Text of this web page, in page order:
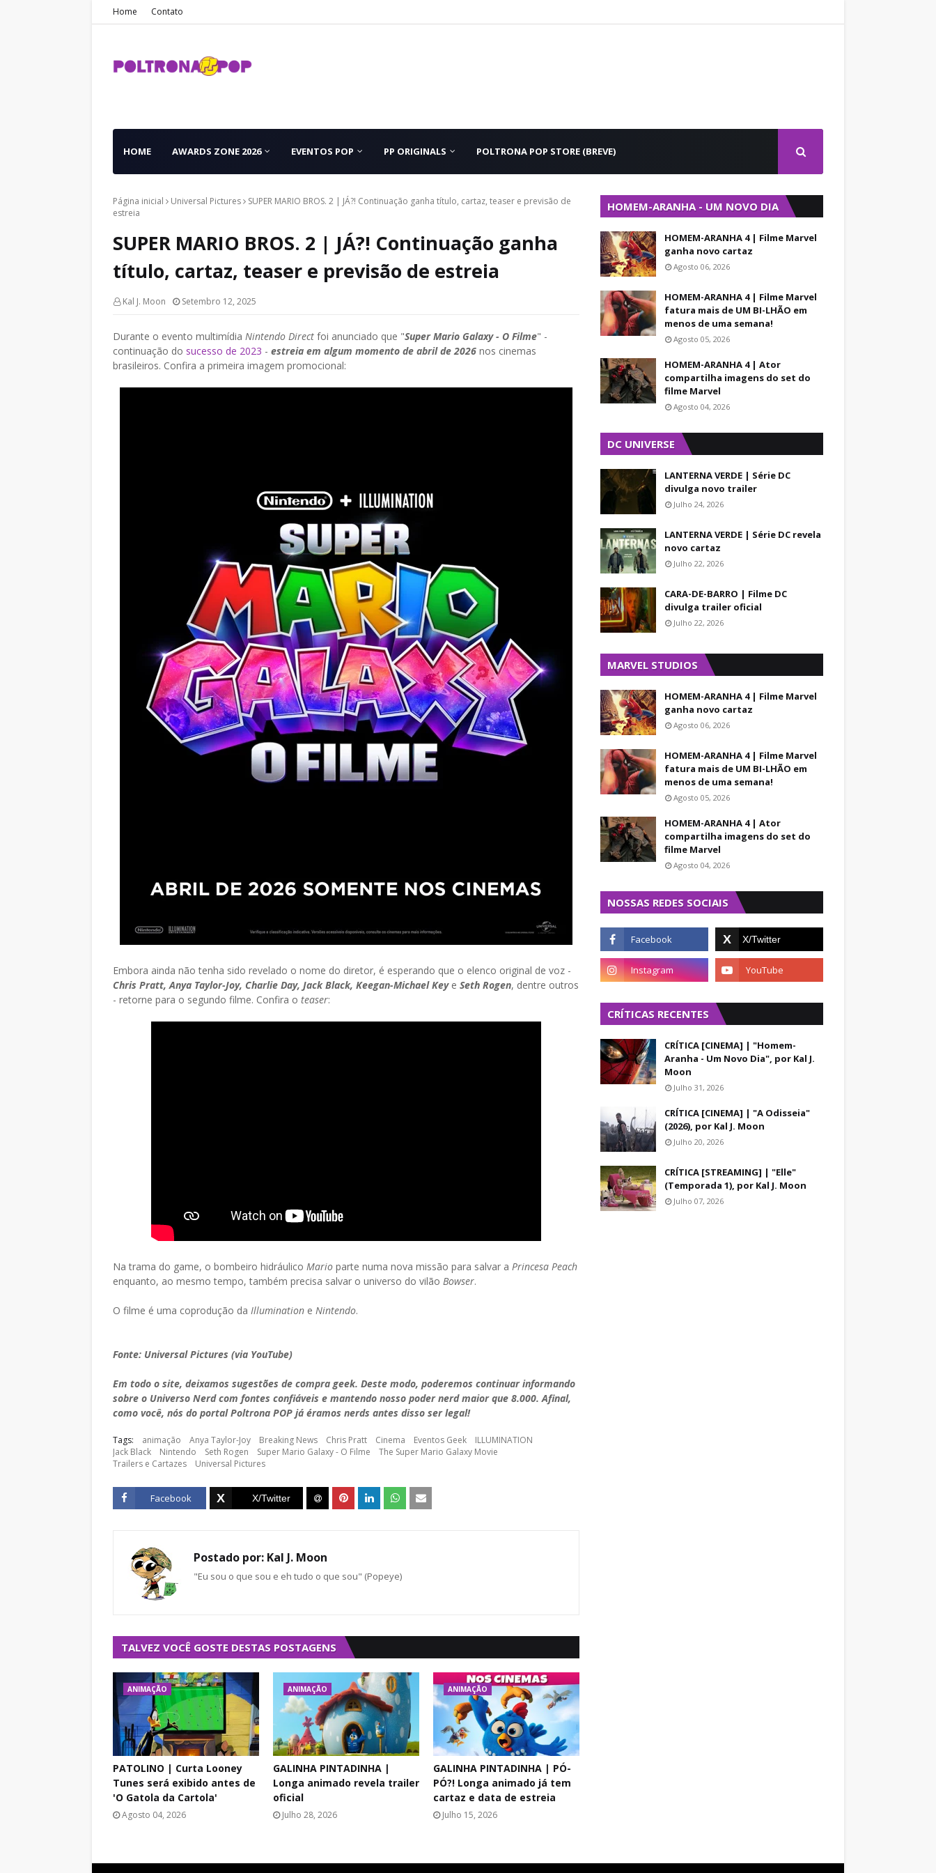
Home Contato
HOME AWARDS ZONE 2026 EVENTOS POP PP ORIGINALS POLTRONA POP STORE (BREVE)
Página inicial Universal Pictures
SUPER MARIO BROS. 2 | JÁ?! Continuação ganha título, cartaz, teaser e previsão de
estreia
SUPER MARIO BROS. 2 | JÁ?! Continuação ganha
título, cartaz, teaser e previsão de estreia
Kal J. Moon Setembro 12, 2025
Durante o evento multimídia Nintendo Direct foi anunciado que "Super Mario Galaxy - O Filme" -
continuação do sucesso de 2023 - estreia em algum momento de abril de 2026 nos cinemas
brasileiros. Confira a primeira imagem promocional:
Embora ainda não tenha sido revelado o nome do diretor, é esperando que o elenco original de voz -
Chris Pratt, Anya Taylor-Joy, Charlie Day, Jack Black, Keegan-Michael Keye Seth Rogen, dentre outros
- retorne para o segundo filme. Confira o teaser:
Na trama do game, o bombeiro hidráulico Mario parte numa nova missão para salvar a Princesa Peach
enquanto, ao mesmo tempo, também precisa salvar o universo do vilão Bowser.
O filme é uma coprodução da Illumination e Nintendo.
Fonte: Universal Pictures (via YouTube)
Em todo o site, deixamos sugestões de compra geek. Deste modo, poderemos continuar informando
sobre o Universo Nerd com fontes confiáveis e mantendo nosso poder nerd maior que 8.000. Afinal,
como você, nós do portal Poltrona POP já éramos nerds antes disso ser legal!
Tags: animação Anya Taylor-Joy Breaking News Chris Pratt Cinema Eventos Geek
ILLUMINATION
Jack Black
Nintendo Seth Rogen Super Mario Galaxy - O Filme
The Super Mario Galaxy Movie
Trailers e Cartazes
Universal Pictures
Facebook
Postado por: Kal J. Moon
"Eu sou o que sou e eh tudo o que sou" (Popeye)
TALVEZ VOCÊ GOSTE DESTAS POSTAGENS
ANIMAÇÃO
PATOLINO | Curta Looney
Tunes será exibido antes de
'O Gatola da Cartola'
Agosto 04, 2026
ANIMAÇÃO
GALINHA PINTADINHA |
Longa animado revela trailer
oficial
Julho 28, 2026
ANIMAÇÃO
GALINHA PINTADINHA | PÓ-
PÓ?! Longa animado já tem
cartaz e data de estreia
Julho 15, 2026
HOMEM-ARANHA - UM NOVO DIA
HOMEM-ARANHA 4 | Filme Marvel
ganha novo cartaz
Agosto 06, 2026
HOMEM-ARANHA 4 | Filme Marvel
fatura mais de UM BI-LHÃO em
menos de uma semana!
Agosto 05, 2026
HOMEM-ARANHA 4 | Ator
compartilha imagens do set do
filme Marvel
Agosto 04, 2026
DC UNIVERSE
LANTERNA VERDE | Série DC
divulga novo trailer
Julho 24, 2026
LANTERNA VERDE | Série DC revela
novo cartaz
Julho 22, 2026
CARA-DE-BARRO | Filme DC
divulga trailer oficial
Julho 22, 2026
MARVEL STUDIOS
HOMEM-ARANHA 4 | Filme Marvel
ganha novo cartaz
Agosto 06, 2026
HOMEM-ARANHA 4 | Filme Marvel
fatura mais de UM BI-LHÃO em
menos de uma semana!
Agosto 05, 2026
HOMEM-ARANHA 4 | Ator
compartilha imagens do set do
filme Marvel
Agosto 04, 2026
NOSSAS REDES SOCIAIS
CRÍTICAS RECENTES
CRÍTICA [CINEMA] | "Homem-
Aranha - Um Novo Dia", por Kal J.
Moon
Julho 31, 2026
CRÍTICA [CINEMA] | "A Odisseia"
(2026), por Kal J. Moon
Julho 20, 2026
CRÍTICA [STREAMING] | "Elle"
(Temporada 1), por Kal J. Moon
Julho 07, 2026